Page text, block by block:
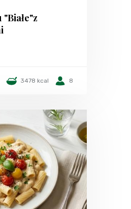
3478 kcal 8